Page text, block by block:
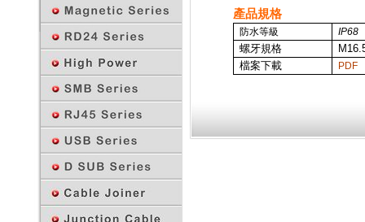
產品規格
防水等級 IP68
螺牙規格
檔案下載
PDF